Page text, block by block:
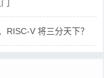
RISC-V 将三分天下？